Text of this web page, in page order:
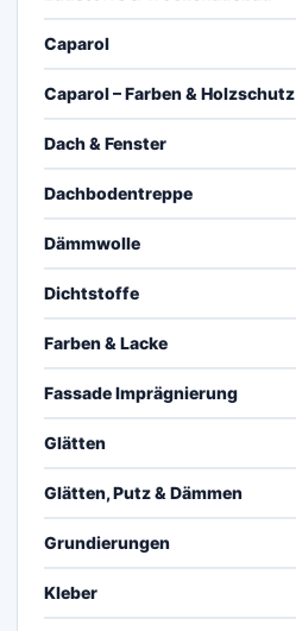
Caparol
Caparol – Farben & Holzschutz
Dach & Fenster
Dachbodentreppe
Dämmwolle
Dichtstoffe
Farben & Lacke
Fassade Imprägnierung
Glätten
Glätten, Putz & Dämmen
Grundierungen
Kleber